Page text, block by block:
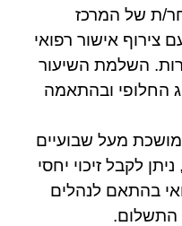
ת של המרכז
צירוף אישור רפואי
השלמת השיעור
החלופי ובהתאמה
מעל שבועיים
לקבל זיכוי יחסי
בהתאם לנהלים
התשלום.